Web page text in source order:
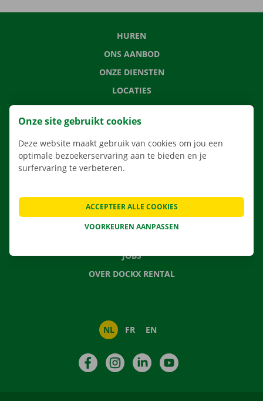
HUREN
ONS AANBOD
ONZE DIENSTEN
LOCATIES
APP
VERHUISOPLOSSINGEN
VEELGESTELDE VRAGEN
NIEUWS
JOBS
OVER DOCKX RENTAL
NL FR EN
FacebookInstagramLinkedIn
Onze site gebruikt cookies
Deze website maakt gebruik van cookies om jou een
optimale bezoekerservaring aan te bieden en je
surfervaring te verbeteren.
VOORKEUREN AANPASSEN
ACCEPTEER ALLE COOKIES